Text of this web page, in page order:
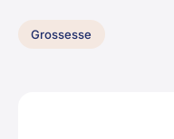
Grossesse